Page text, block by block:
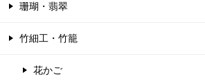
珊瑚・翡翠
竹細工・竹籠
花かご